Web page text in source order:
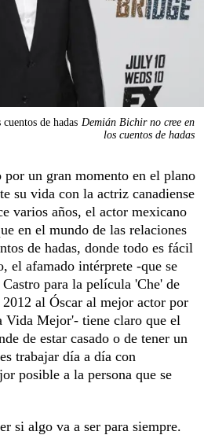
de hadas Demián Bichir no cree en
los cuentos de hadas
por un gran momento en el plano
su vida con la actriz canadiense
varios años, el actor mexicano
en el mundo de las relaciones
de hadas, donde todo es fácil
el afamado intérprete -que se
para la película 'Che' de
al Óscar al mejor actor por
Vida Mejor'- tiene claro que el
de estar casado o de tener un
trabajar día a día con
posible a la persona que se
si algo va a ser para siempre.